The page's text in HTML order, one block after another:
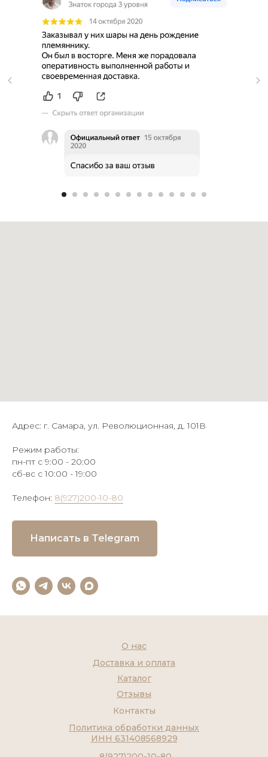
Адрес: г. Самара, ул. Революционная, д. 101В
Режим работы:
пн-пт с 9:00 - 20:00
сб-вс с 10:00 - 19:00
Телефон: 8(927)200-10-80
Написать в Telegram
Контакты
Каталог
О нас
Доставка и оплата
Отзывы
Политика обработки данных
ИНН 631408568929